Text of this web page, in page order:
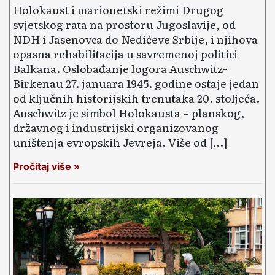
Holokaust i marionetski režimi Drugog
svjetskog rata na prostoru Jugoslavije, od
NDH i Jasenovca do Nedićeve Srbije, i njihova
opasna rehabilitacija u savremenoj politici
Balkana. Oslobađanje logora Auschwitz-
Birkenau 27. januara 1945. godine ostaje jedan
od ključnih historijskih trenutaka 20. stoljeća.
Auschwitz je simbol Holokausta – planskog,
državnog i industrijski organizovanog
uništenja evropskih Jevreja. Više od […]
Pročitaj više »